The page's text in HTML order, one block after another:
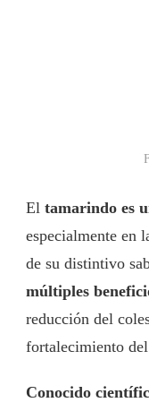
El tamarindo es
especialmente en
de su distintivo
múltiples
reducción del
fortalecimiento
Conocido